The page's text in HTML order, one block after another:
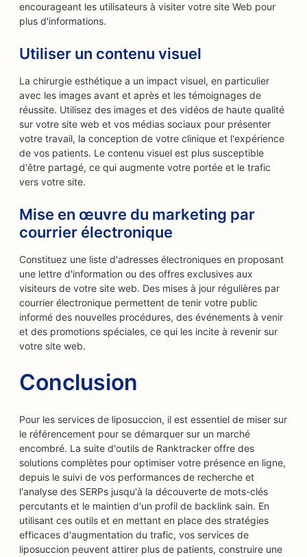
encourageant les utilisateurs à visiter votre site Web pour
plus d'informations.
Utiliser un contenu visuel
La chirurgie esthétique a un impact visuel, en particulier
avec les images avant et après et les témoignages de
réussite. Utilisez des images et des vidéos de haute qualité
sur votre site web et vos médias sociaux pour présenter
votre travail, la conception de votre clinique et l'expérience
de vos patients. Le contenu visuel est plus susceptible
d'être partagé, ce qui augmente votre portée et le trafic
vers votre site.
Mise en œuvre du marketing par
courrier électronique
Constituez une liste d'adresses électroniques en proposant
une lettre d'information ou des offres exclusives aux
visiteurs de votre site web. Des mises à jour régulières par
courrier électronique permettent de tenir votre public
informé des nouvelles procédures, des événements à venir
et des promotions spéciales, ce qui les incite à revenir sur
votre site web.
Conclusion
Pour les services de liposuccion, il est essentiel de miser sur
le référencement pour se démarquer sur un marché
encombré. La suite d'outils de Ranktracker offre des
solutions complètes pour optimiser votre présence en ligne,
depuis le suivi de vos performances de recherche et
l'analyse des SERPs jusqu'à la découverte de mots-clés
percutants et le maintien d'un profil de backlink sain. En
utilisant ces outils et en mettant en place des stratégies
efficaces d'augmentation du trafic, vos services de
liposuccion peuvent attirer plus de patients, construire une